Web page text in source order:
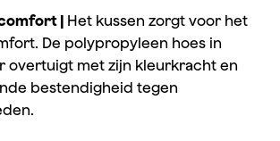
| Het kussen zorgt voor het
De polypropyleen hoes in
overtuigt met zijn kleurkracht en
bestendigheid tegen